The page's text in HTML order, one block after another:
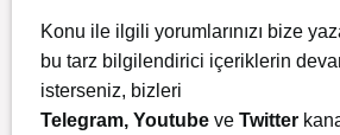
Konu ile ilgili yorumlarınızı bize
bu tarz bilgilendirici içeriklerin
isterseniz, bizleri
Telegram, Youtube ve Twitter